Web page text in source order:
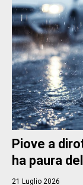
Piove a
ha paura
21 Luglio 2026